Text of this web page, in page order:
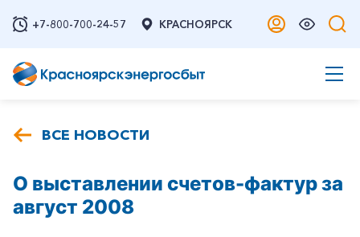
+7-800-700-24-57 КРАСНОЯРСК
ВСЕ НОВОСТИ
О выставлении счетов-фактур за
август 2008